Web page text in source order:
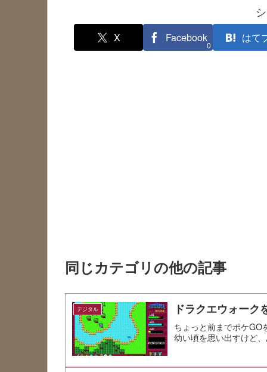
X Facebook
0
はて
同じカテゴリの他の記事
デジタル ドラクエウォーク
ちょっと前までポケGO
幼い頃を思い出すけど